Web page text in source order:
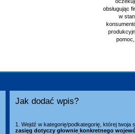
obsługując
w
Jak dodać wpis?
1. Wejdź w kategorię/podkategorię, której twoja
zasięg dotyczy głownie konkretnego